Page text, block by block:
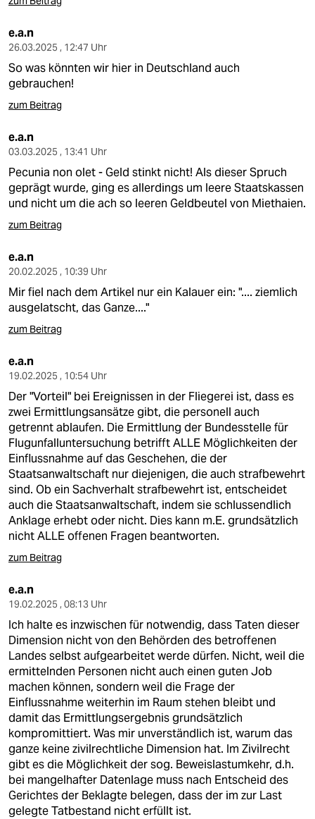
e.a.n
26.03.2025 , 12:47 Uhr
So was könnten wir hier in Deutschland auch
gebrauchen!
zum Beitrag
e.a.n
03.03.2025 , 13:41 Uhr
Pecunia non olet - Geld stinkt nicht! Als dieser Spruch
geprägt wurde, ging es allerdings um leere Staatskassen
und nicht um die ach so leeren Geldbeutel von Miethaien.
zum Beitrag
e.a.n
20.02.2025 , 10:39 Uhr
Mir fiel nach dem Artikel nur ein Kalauer ein: ".... ziemlich
ausgelatscht, das Ganze...."
zum Beitrag
e.a.n
19.02.2025 , 10:54 Uhr
Der "Vorteil" bei Ereignissen in der Fliegerei ist, dass es
zwei Ermittlungsansätze gibt, die personell auch
getrennt ablaufen. Die Ermittlung der Bundesstelle für
Flugunfalluntersuchung betrifft ALLE Möglichkeiten der
Einflussnahme auf das Geschehen, die der
Staatsanwaltschaft nur diejenigen, die auch strafbewehrt
sind. Ob ein Sachverhalt strafbewehrt ist, entscheidet
auch die Staatsanwaltschaft, indem sie schlussendlich
Anklage erhebt oder nicht. Dies kann m.E. grundsätzlich
nicht ALLE offenen Fragen beantworten.
zum Beitrag
e.a.n
19.02.2025 , 08:13 Uhr
Ich halte es inzwischen für notwendig, dass Taten dieser
Dimension nicht von den Behörden des betroffenen
Landes selbst aufgearbeitet werde dürfen. Nicht, weil die
ermittelnden Personen nicht auch einen guten Job
machen können, sondern weil die Frage der
Einflussnahme weiterhin im Raum stehen bleibt und
damit das Ermittlungsergebnis grundsätzlich
kompromittiert. Was mir unverständlich ist, warum das
ganze keine zivilrechtliche Dimension hat. Im Zivilrecht
gibt es die Möglichkeit der sog. Beweislastumkehr, d.h.
bei mangelhafter Datenlage muss nach Entscheid des
Gerichtes der Beklagte belegen, dass der im zur Last
gelegte Tatbestand nicht erfüllt ist.